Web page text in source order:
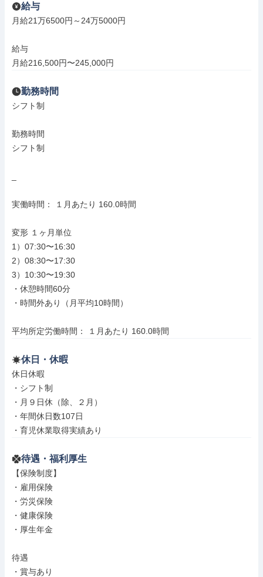
給与
月給21万6500円～24万5000円
給与
月給216,500円〜245,000円
勤務時間
シフト制
勤務時間
シフト制
実働時間： １月あたり 160.0時間
変形 １ヶ月単位
1）07:30〜16:30
2）08:30〜17:30
3）10:30〜19:30
・休憩時間60分
・時間外あり（月平均10時間）
平均所定労働時間： １月あたり 160.0時間
休日・休暇
休日休暇
・シフト制
・月９日休（除、２月）
・年間休日数107日
・育児休業取得実績あり
待遇・福利厚生
【保険制度】
・雇用保険
・労災保険
・健康保険
・厚生年金
待遇
・賞与あり